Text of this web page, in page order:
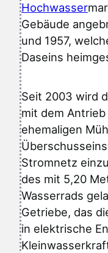
Hochwasser
Gebäude
und 1957,
Daseins
Seit 2003 wird
mit dem
ehemaligen
Stromnetz
des mit 5,20
Wasserrads
Getriebe, das
in elektrische